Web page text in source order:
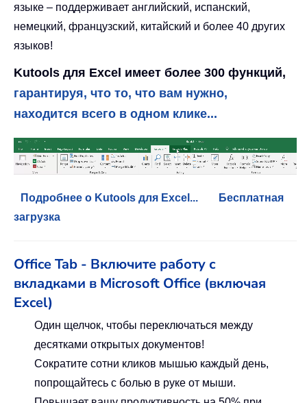
языке – поддерживает английский, испанский,
немецкий, французский, китайский и более 40 других
языков!
Kutools для Excel имеет более 300 функций,
гарантируя, что то, что вам нужно,
находится всего в одном клике...
Подробнее о Kutools для Excel...
Бесплатная
загрузка
Office Tab - Включите работу с
вкладками в Microsoft Office (включая
Excel)
Один щелчок, чтобы переключаться между
десятками открытых документов!
Сократите сотни кликов мышью каждый день,
попрощайтесь с болью в руке от мыши.